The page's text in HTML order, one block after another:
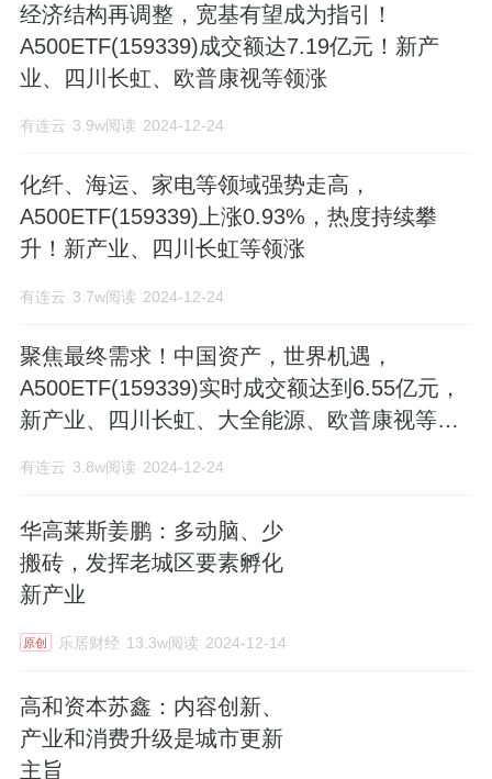
全国所有地区，公司正积极拓展海外市
场，目前已与意大利、西班牙、法国、哥
伦比亚等140多个国家和地区建立了合作关
系。 公司一如既往践行我们的使命：以客
户为中心，以市场为导向，通过持续不断
的产品和技术创新，为人类生命健康事业
不断创造价值。
经济结构再调整，宽基有望成为指引！
A500ETF(159339)成交额达7.19亿元！新产
业、四川长虹、欧普康视等领涨
有连云 3.9w阅读 2024-12-24
化纤、海运、家电等领域强势走高，
A500ETF(159339)上涨0.93%，热度持续攀
升！新产业、四川长虹等领涨
有连云 3.7w阅读 2024-12-24
聚焦最终需求！中国资产，世界机遇，
A500ETF(159339)实时成交额达到6.55亿元，
新产业、四川长虹、大全能源、欧普康视等领
有连云 3.8w阅读 2024-12-24
华高莱斯姜鹏：多动脑、少
搬砖，发挥老城区要素孵化
新产业
原创 乐居财经 13.3w阅读 2024-12-14
高和资本苏鑫：内容创新、
产业和消费升级是城市更新
主旨